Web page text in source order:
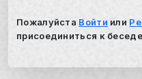
Пожалуйста Войти или
присоединиться к